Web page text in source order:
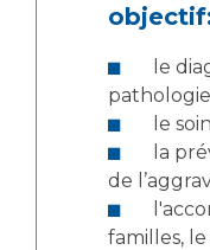
le
de
familles,